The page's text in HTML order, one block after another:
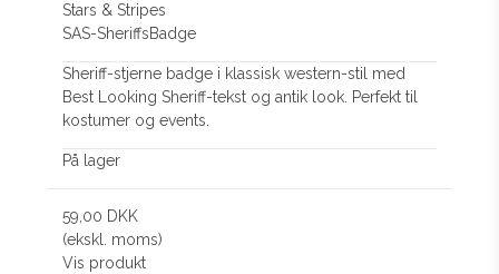
Stars & Stripes
SAS-SheriffsBadge
Sheriff-stjerne badge i klassisk western-stil med
Best Looking Sheriff-tekst og antik look. Perfekt til
kostumer og events.
På lager
59,00 DKK
(ekskl. moms)
Vis produkt